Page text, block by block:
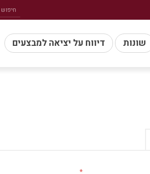
שונות דיווח על יציאה למבצעים